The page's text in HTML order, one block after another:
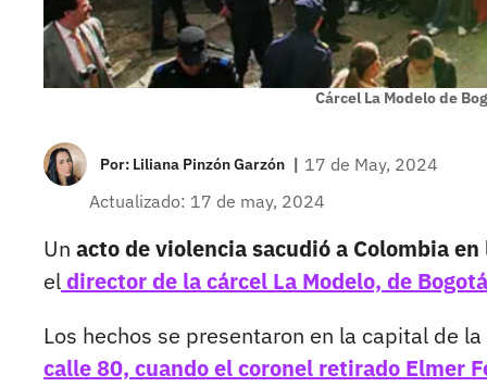
Cárcel La Modelo de
Por: Liliana Pinzón Garzón | 17 de May, 2024
Actualizado: 17 de may, 2024
Un acto de violencia sacudió a Colombia
eldirector de la cárcel La Modelo, de Bogotá
Los hechos se presentaron en la capital de
calle 80, cuando el coronel retirado Elmer